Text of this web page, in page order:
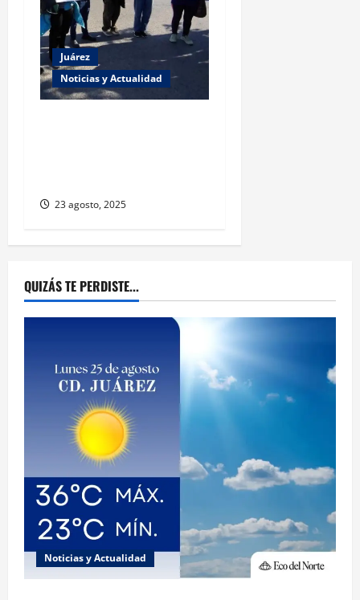
Juárez
Noticias y Actualidad
23 agosto, 2025
QUIZÁS TE PERDISTE...
Noticias y Actualidad